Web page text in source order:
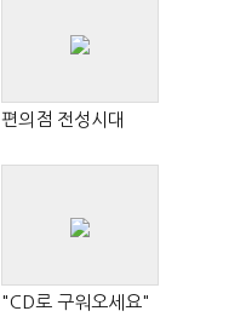
편의점 전성시대
"CD로 구워오세요"